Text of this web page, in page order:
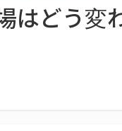
はどう変